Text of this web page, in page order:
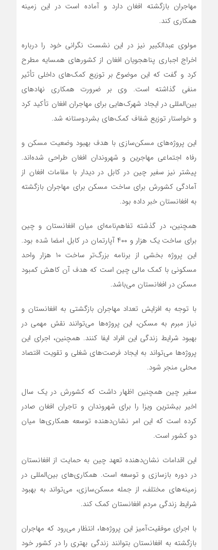
مهاجران بازگشته افغان دارد و آماده است در این زمینه
همکاری کند.
مولوی عبدالکبیر نیز در این نشست نگرانی خود را درباره
اخراج اجباری پناهجویان افغان از کشورهای همسایه مطرح
کرد و گفت که این موضوع بر توزیع کمک‌های داخلی تأثیر
منفی گذاشته است. وی بر ضرورت همکاری نهادهای
بین‌المللی در ایجاد شهرک‌هایی برای مهاجران افغان تأکید کرد
و خواستار توزیع شفاف کمک‌های بشردوستانه شد.
این پروژه‌های مسکن‌سازی با هدف بهبود وضعیت مسکن و
رفاه اجتماعی مهاجرین و شهروندان افغان طراحی شده‌اند.
پیشتر نیز سفیر چین در کابل در دیدار با مقامات افغان از
آمادگی کشورش برای ساخت مسکن برای مهاجران بازگشته
به افغانستان خبر داده بود.
همچنین، در گذشته تفاهم‌نامه‌ای میان افغانستان و چین
برای ساخت یک هزار و ۴۰۰ آپارتمان در کابل امضا شده بود.
این پروژه بخشی از برنامه بزرگ‌تر ساخت ۱۰ هزار واحد
مسکونی با کمک مالی چین است که هدف آن کاهش کمبود
مسکن در افغانستان می‌باشد.
با توجه به افزایش تعداد مهاجران بازگشتی به افغانستان و
نیاز مبرم به مسکن، این پروژه‌ها می‌توانند نقش مهمی در
بهبود شرایط زندگی این افراد ایفا کنند. همچنین، اجرای این
پروژه‌ها می‌تواند به ایجاد فرصت‌های شغلی و تقویت اقتصاد
محلی منجر شود.
سفیر چین همچنین اظهار داشت که کشورش در یک سال
اخیر بیشترین ویزا را برای شهروندان و تاجران افغان صادر
کرده است که این امر نشان‌دهنده توسعه همکاری‌ها میان
دو کشور است.
این اقدامات نشان‌دهنده تعهد چین به حمایت از افغانستان
در دوره بازسازی و توسعه است. همکاری‌های بین‌المللی در
زمینه‌های مختلف، از جمله مسکن‌سازی، می‌تواند به بهبود
شرایط زندگی مردم افغانستان کمک کند.
با اجرای موفقیت‌آمیز این پروژه‌ها، انتظار می‌رود که مهاجران
بازگشته به افغانستان بتوانند زندگی بهتری را در کشور خود